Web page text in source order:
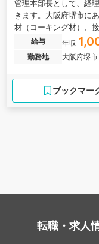
管理本部長として、経
きます。大阪府堺市に
材（コーキング材）、
給与 年収
勤務地
大阪府堺市
ブックマー
転職・求人